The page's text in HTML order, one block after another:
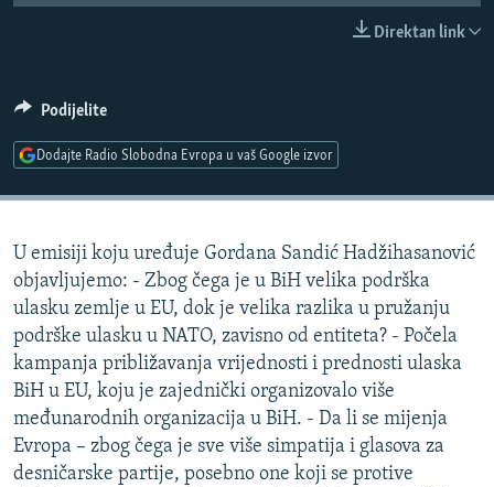
SPECIJALI RSE
VIŠE OD NASLOVA
TV LIBERTY
POST SCRIPTUM
MOJA EVROPA
TRI DECENIJE OD RATA U BIH
SVE KARTE DEJTONA
NASTANAK I RASPAD JUGOSLAVIJE
PRATITE NAS
Sve RFE/RL stranice
Direktan link
Podijelite
Dodajte Radio Slobodna Evropa u vaš Google izvor
U emisiji koju uređuje Gordana Sandić Hadžihasanović
objavljujemo: - Zbog čega je u BiH velika podrška
ulasku zemlje u EU, dok je velika razlika u pružanju
podrške ulasku u NATO, zavisno od entiteta? - Počela
kampanja približavanja vrijednosti i prednosti ulaska
BiH u EU, koju je zajednički organizovalo više
međunarodnih organizacija u BiH. - Da li se mijenja
Evropa – zbog čega je sve više simpatija i glasova za
desničarske partije, posebno one koji se protive